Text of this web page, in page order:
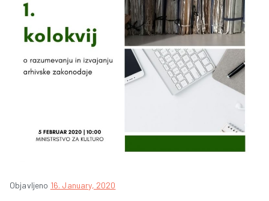
Objavljeno 16. January, 2020